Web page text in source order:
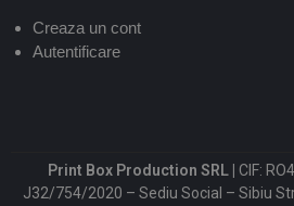
Creaza un cont
Autentificare
Print Box Production SRL | CIF:
J32/754/2020 – Sediu Social – Sibiu